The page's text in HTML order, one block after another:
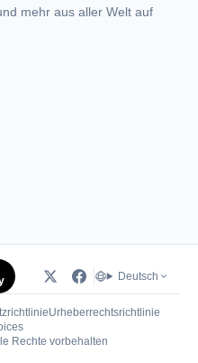
mehr aus aller Welt auf
Deutsch
Urheberrechtsrichtlinie
(öffnet in neuem Tab)
Rechte vorbehalten